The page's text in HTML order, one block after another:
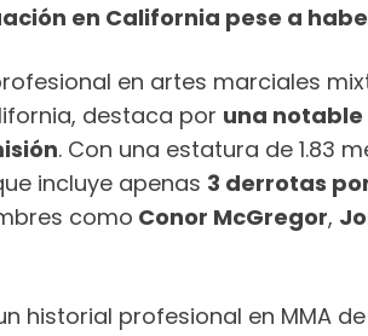
en California pese a
en artes marciales
destaca por una
. Con una estatura de 1.83
incluye apenas 3 derrotas
como Conor McGregor,
historial profesional en MMA de